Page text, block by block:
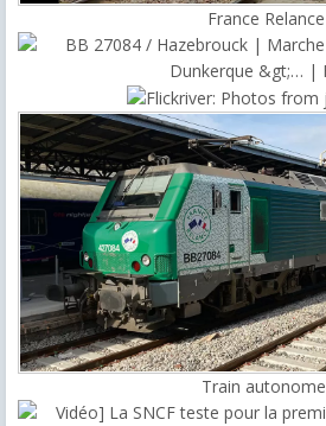
France Relance
Train autonome